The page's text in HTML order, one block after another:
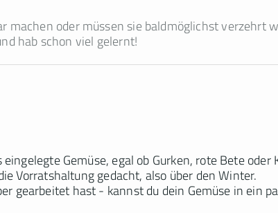
machen oder müssen sie baldmöglichst verzehrt
hab schon viel gelernt!
eingelegte Gemüse, egal ob Gurken, rote Bete
Vorratshaltung gedacht, also über den Winter.
gearbeitet hast - kannst du dein Gemüse in ein